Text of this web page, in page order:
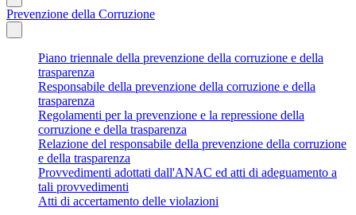
Prevenzione della Corruzione
Piano triennale della prevenzione della corruzione e della
trasparenza
Responsabile della prevenzione della corruzione e della
trasparenza
Regolamenti per la prevenzione e la repressione della
corruzione e della trasparenza
Relazione del responsabile della prevenzione della corruzione
e della trasparenza
Provvedimenti adottati dall'ANAC ed atti di adeguamento a
tali provvedimenti
Atti di accertamento delle violazioni